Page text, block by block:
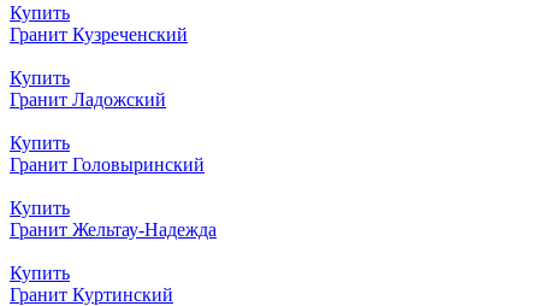
Купить
Гранит Кузреченский
Купить
Гранит Ладожский
Купить
Гранит Головыринский
Купить
Гранит Жельтау-Надежда
Купить
Гранит Куртинский